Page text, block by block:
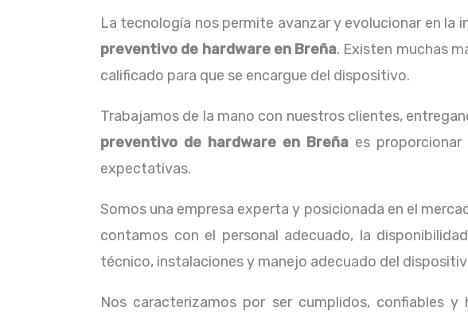
La tecnología nos permite avanzar y evolucionar en la
preventivo de hardware en Breña. Existen muchas
calificado para que se encargue del dispositivo.
Trabajamos de la mano con nuestros clientes,
preventivo de hardware en Breñaes proporcionar
expectativas.
Somos una empresa experta y posicionada en el
contamos con el personal adecuado, la
técnico, instalaciones y manejo adecuado del
Nos caracterizamos por ser cumplidos, confiables